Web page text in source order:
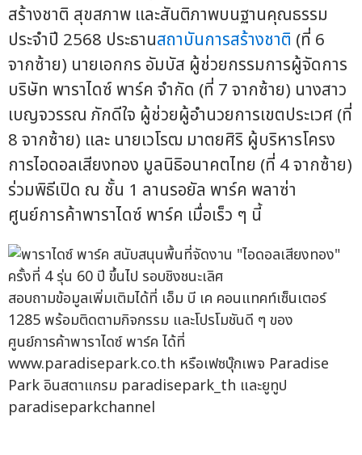
สร้างชาติ สุขสภาพ และสันติภาพบนฐานคุณธรรม
ประจำปี 2568 ประธานสถาบันการสร้างชาติ (ที่ 6
จากซ้าย) นายเอกกร อัมบัส ผู้ช่วยกรรมการผู้จัดการ
บริษัท พาราไดซ์ พาร์ค จำกัด (ที่ 7 จากซ้าย) นางสาว
เบญจวรรณ ภักดีใจ ผู้ช่วยผู้อำนวยการเขตประเวศ (ที่
8 จากซ้าย) และ นายเวโรฒ มาตยศิริ ผู้บริหารโครง
การไอดอลเสียงทอง มูลนิธิอนาคตไทย (ที่ 4 จากซ้าย)
ร่วมพิธีเปิด ณ ชั้น 1 ลานรอยัล พาร์ค พลาซ่า
ศูนย์การค้าพาราไดซ์ พาร์ค เมื่อเร็ว ๆ นี้
สอบถามข้อมูลเพิ่มเติมได้ที่ เอ็ม บี เค คอนแทคท์เซ็นเตอร์
1285 พร้อมติดตามกิจกรรม และโปรโมชันดี ๆ ของ
ศูนย์การค้าพาราไดซ์ พาร์ค ได้ที่
www.paradisepark.co.th หรือเฟซบุ๊กเพจ Paradise
Park อินสตาแกรม paradisepark_th และยูทูป
paradiseparkchannel